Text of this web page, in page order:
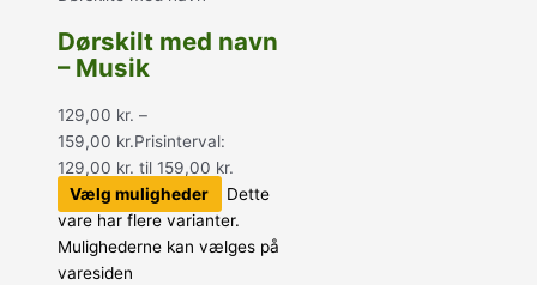
Dørskilt med navn
– Musik
129,00 kr. –
159,00 kr.Prisinterval:
129,00 kr. til 159,00 kr.
Vælg muligheder
Dette
vare har flere varianter.
Mulighederne kan vælges på
varesiden